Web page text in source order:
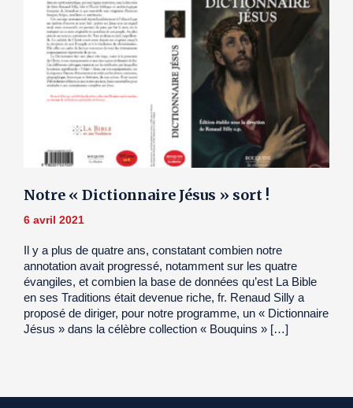
Notre « Dictionnaire Jésus » sort !
6 avril 2021
Il y a plus de quatre ans, constatant combien notre
annotation avait progressé, notamment sur les quatre
évangiles, et combien la base de données qu’est La Bible
en ses Traditions était devenue riche, fr. Renaud Silly a
proposé de diriger, pour notre programme, un « Dictionnaire
Jésus » dans la célèbre collection « Bouquins » […]